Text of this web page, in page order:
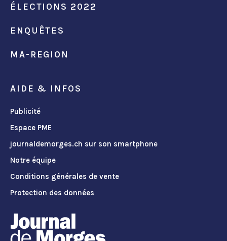
ÉLECTIONS 2022
ENQUÊTES
MA-REGION
AIDE & INFOS
Publicité
Espace PME
journaldemorges.ch sur son smartphone
Notre équipe
Conditions générales de vente
Protection des données